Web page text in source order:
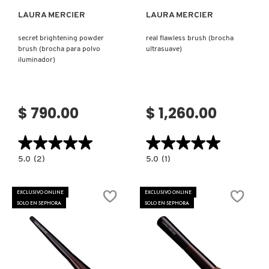
LAURA MERCIER
secret brightening powder
brush (brocha para polvo
iluminador)
$ 790.00
★★★★★
★★★★★
5.0
POWDER
BRUSH
(BROCHA
POLVO
ILUMINADOR)
5.0 (2)
LAURA MERCIER
real flawless brush (brocha
ultrasuave)
$ 1,260.00
★★★★★
★★★★★
5.0
BRUSH
(BROCHA
ULTRASUAVE)
5.0 (1)
EXCLUSIVO ONLINE
SOLO EN SEPHORA
EXCLUSIVO ONLINE
SOLO EN SEPHORA